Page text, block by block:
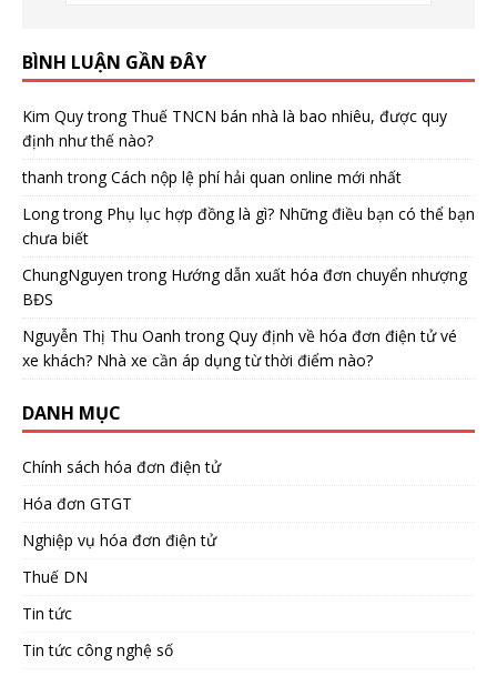
BÌNH LUẬN GẦN ĐÂY
Kim Quytrong Thuế TNCN bán nhà là bao nhiêu, được quy
định như thế nào?
thanh trongCách nộp lệ phí hải quan online mới nhất
Longtrong Phụ lục hợp đồng là gì? Những điều bạn có thể bạn
chưa biết
ChungNguyen trong Hướng dẫn xuất hóa đơn chuyển nhượng
BĐS
Nguyễn Thị Thu Oanh trongQuy định về hóa đơn điện tử vé
xe khách? Nhà xe cần áp dụng từ thời điểm nào?
DANH MỤC
Chính sách hóa đơn điện tử
Hóa đơn GTGT
Nghiệp vụ hóa đơn điện tử
Thuế DN
Tin tức
Tin tức công nghệ số